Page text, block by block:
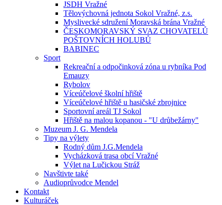
JSDH Vražné
Tělovýchovná jednota Sokol Vražné, z.s.
Myslivecké sdružení Moravská brána Vražné
ČESKOMORAVSKÝ SVAZ CHOVATELŮ
POŠTOVNÍCH HOLUBŮ
BABINEC
Sport
Rekreační a odpočinková zóna u rybníka Pod
Emauzy
Rybolov
Víceúčelové školní hřiště
Víceúčelové hřiště u hasičské zbrojnice
Sportovní areál TJ Sokol
Hřiště na malou kopanou - "U drůbežárny"
Muzeum J. G. Mendela
Tipy na výlety
Rodný dům J.G.Mendela
Vycházková trasa obcí Vražné
Výlet na Lučickou Stráž
Navštivte také
Audioprůvodce Mendel
Kontakt
Kulturáček